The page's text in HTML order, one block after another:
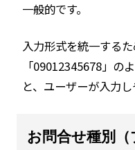
一般的です。
入力形式を統一する
「09012345678」の
と、ユーザーが入力し
お問合せ種別